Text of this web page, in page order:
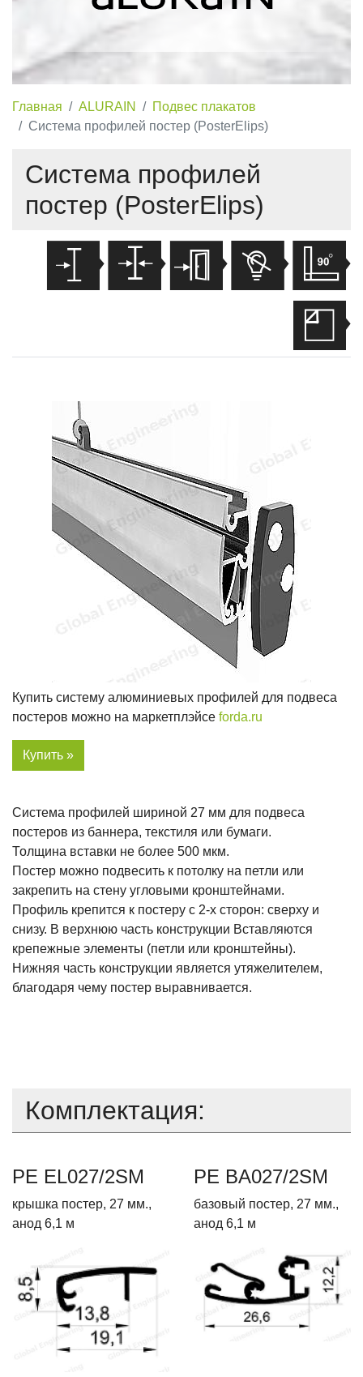
Главная ALURAIN
Подвес плакатов
Система профилей постер (PosterElips)
Система профилей
постер (PosterElips)
Купить систему алюминиевых профилей для подвеса
постеров можно на маркетплэйсе forda.ru
Купить »
Система профилей шириной 27 мм для подвеса
постеров из баннера, текстиля или бумаги.
Толщина вставки не более 500 мкм.
Постер можно подвесить к потолку на петли или
закрепить на стену угловыми кронштейнами.
Профиль крепится к постеру с 2-х сторон: сверху и
снизу. В верхнюю часть конструкции Вставляются
крепежные элементы (петли или кронштейны).
Нижняя часть конструкции является утяжелителем,
благодаря чему постер выравнивается.
Комплектация:
PE EL027/2SM
крышка постер, 27 мм.,
анод 6,1 м
PE BA027/2SM
базовый постер, 27 мм.,
анод 6,1 м